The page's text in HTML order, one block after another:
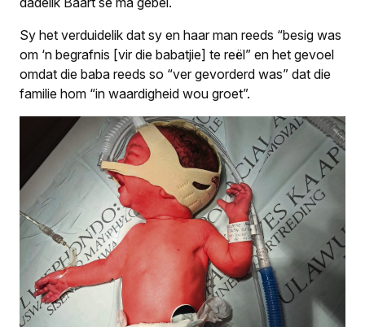
Sy het verduidelik dat sy en haar man reeds “besig was
om ‘n begrafnis [vir die babatjie] te reël” en het gevoel
omdat die baba reeds so “ver gevorderd was” dat die
familie hom “in waardigheid wou groet”.